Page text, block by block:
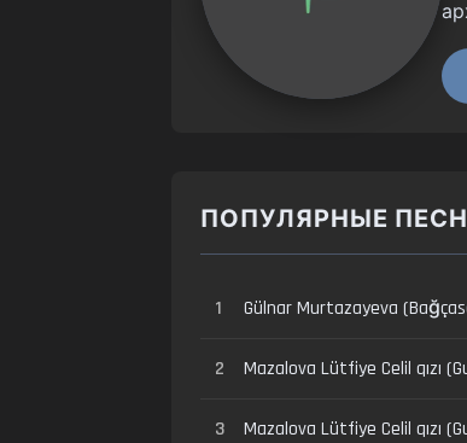
ПОПУЛЯРНЫЕ
1 Gülnar Murtazayeva
2 Mazalova Lütfiye Celil qızı
3 Mazalova Lütfiye Celil qızı